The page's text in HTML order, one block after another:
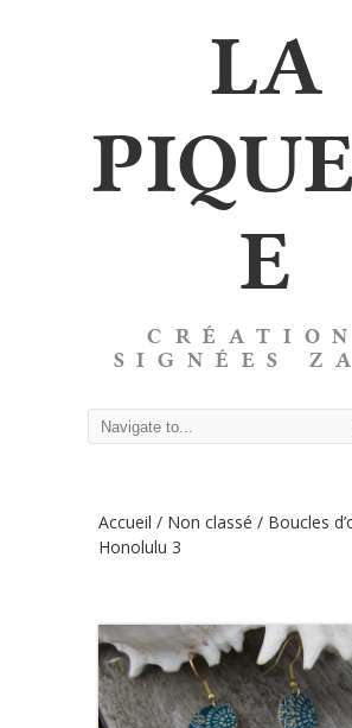
LA
E
SIGNÉES
Accueil / Non classé / Boucles
Honolulu 3